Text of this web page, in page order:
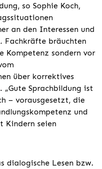
so Sophie Koch,
an den Interessen und
Fachkräfte bräuchten
Kompetenz sondern vor
über korrektives
. „Gute Sprachbildung ist
– vorausgesetzt, die
und
seien
dialogische Lesen bzw.